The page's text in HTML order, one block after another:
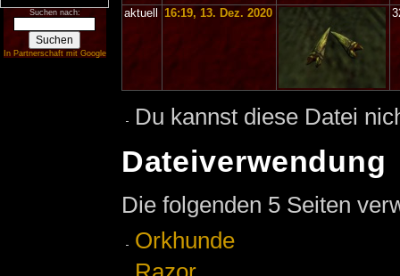
Suchen nach:
In Partnerschaft mit Google
aktuell
16:19, 13. Dez. 2020
Du kannst diese Datei
Dateiverwendung
Die folgenden 5 Seiten
Orkhunde